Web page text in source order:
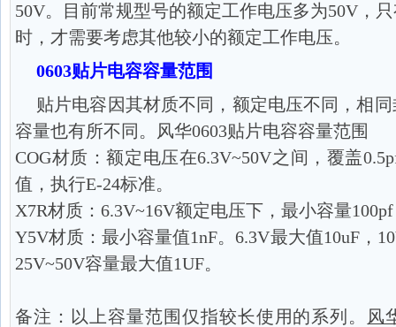
50V。目前常规型号的额定工作电压多为50V，
时，才需要考虑其他较小的额定工作电压。
0603贴片电容容量范围
贴片电容因其材质不同，额定电压不同，相
容量也有所不同。风华0603贴片电容容量范围
COG材质：额定电压在6.3V~50V之间，覆盖
值，执行E-24标准。
X7R材质：6.3V~16V额定电压下，最小容量
Y5V材质：最小容量值1nF。6.3V最大值10uF，
25V~50V容量最大值1UF。
备注：以上容量范围仅指较长使用的系列。
风